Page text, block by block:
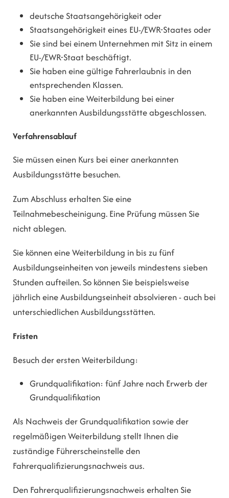
deutsche Staatsangehörigkeit oder
Staatsangehörigkeit eines EU-/EWR-Staates oder
Sie sind bei einem Unternehmen mit Sitz in einem
EU-/EWR-Staat beschäftigt.
Sie haben eine gültige Fahrerlaubnis in den
entsprechenden Klassen.
Sie haben eine Weiterbildung bei einer
anerkannten Ausbildungsstätte abgeschlossen.
Verfahrensablauf
Sie müssen einen Kurs bei einer anerkannten
Ausbildungsstätte besuchen.
Zum Abschluss erhalten Sie eine
Teilnahmebescheinigung. Eine Prüfung müssen Sie
nicht ablegen.
Sie können eine Weiterbildung in bis zu fünf
Ausbildungseinheiten von jeweils mindestens sieben
Stunden aufteilen. So können Sie beispielsweise
jährlich eine Ausbildungseinheit absolvieren - auch bei
unterschiedlichen Ausbildungsstätten.
Fristen
Besuch der ersten Weiterbildung:
Grundqualifikation: fünf Jahre nach Erwerb der
Grundqualifikation
Als Nachweis der Grundqualifikation sowie der
regelmäßigen Weiterbildung stellt Ihnen die
zuständige Führerscheinstelle den
Fahrerqualifizierungsnachweis aus.
Den Fahrerqualifizierungsnachweis erhalten Sie